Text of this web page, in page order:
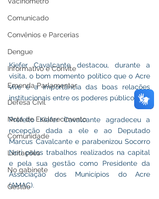
Comunicado
Convênios e Parcerias
Dengue
Informativo e Convite
Emenda Parlamentar
Defesa Civil
Nota de Esclarecimento
Comunidade
Licitações
No gabinete
Gestão
Kiefer Cavalcante destacou, durante a
visita, o bom momento político que o Acre
vive e a importância das boas relações
institucionais entre os poderes públicos.
Prefeito Kiefer Cavalcante agradeceu a
recepção dada a ele e ao Deputado
Marcus Cavalcante e parabenizou Socorro
Neri pelos trabalhos realizados na capital
e pela sua gestão como Presidente da
Associação dos Municípios do Acre
(AMAC).